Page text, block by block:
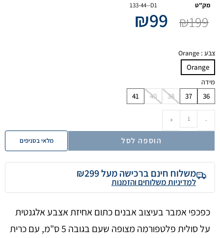
מק"ט 133-44--D1
₪199
₪99
צבע : Orange
Orange
מידה
36
37
38
40
41
-
+
הוספה לסל מלאי בסניפים
משלוח חינם ברכישה מעל ₪299
למדיניות משלוחים והזמנות
כפכפי אמבר בעיצוב אבנים כתום אחיזת אצבע אלגנטית
על סולית פלטפורמה מצופה שעם בגובה 5 ס"מ, עם כרית